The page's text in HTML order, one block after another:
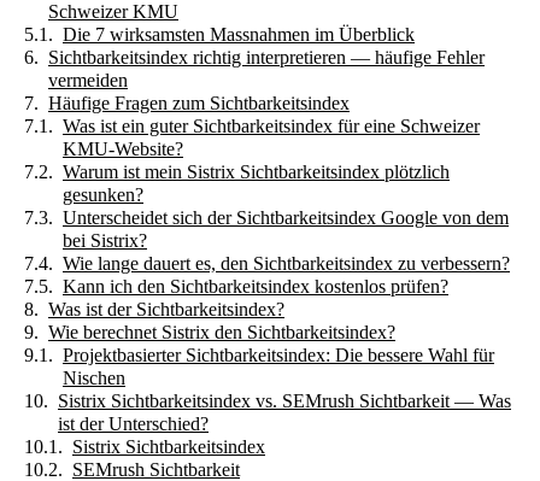
Schweizer KMU
Die 7 wirksamsten Massnahmen im Überblick
Sichtbarkeitsindex richtig interpretieren — häufige Fehler
vermeiden
Häufige Fragen zum Sichtbarkeitsindex
Was ist ein guter Sichtbarkeitsindex für eine Schweizer
KMU-Website?
Warum ist mein Sistrix Sichtbarkeitsindex plötzlich
gesunken?
Unterscheidet sich der Sichtbarkeitsindex Google von dem
bei Sistrix?
Wie lange dauert es, den Sichtbarkeitsindex zu verbessern?
Kann ich den Sichtbarkeitsindex kostenlos prüfen?
Was ist der Sichtbarkeitsindex?
Wie berechnet Sistrix den Sichtbarkeitsindex?
Projektbasierter Sichtbarkeitsindex: Die bessere Wahl für
Nischen
Sistrix Sichtbarkeitsindex vs. SEMrush Sichtbarkeit — Was
ist der Unterschied?
Sistrix Sichtbarkeitsindex
SEMrush Sichtbarkeit